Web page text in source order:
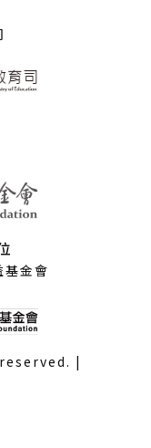
基金會
|